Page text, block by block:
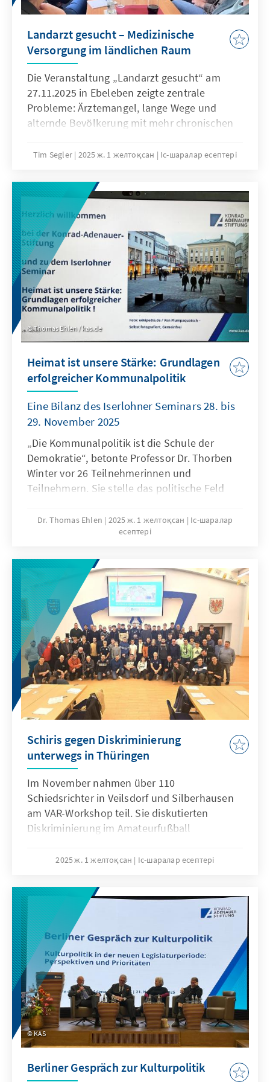
Landarzt gesucht – Medizinische
Versorgung im ländlichen Raum
Die Veranstaltung „Landarzt gesucht“ am
27.11.2025 in Ebeleben zeigte zentrale
Probleme: Ärztemangel, lange Wege und
alternde Bevölkerung mit mehr chronischen
Lösungen und lokale Gesundheitszentren.
Krankenhausreform, um kleine Häuser zu
sichern, betonte aber auch die Vorteile von
Kompetenzbündelung. Dr. Sebastian Köllner
hob die komplexen Auswirkungen des
demografischen Wandels hervor und die
Arbeit der Serviceagentur Demografischer
Wandel. In der Diskussion bestand Einigkeit
über Probleme, aber kontroverse Ansichten
zu Lösungen. Umfragen zeigen deutliche
Unzufriedenheit der Landbevölkerung mit der
Erreichbarkeit von Ärzten und sinkendes
Tim Segler 2025 ж. 1 желтоқсан Іс-шаралар есептері
Thomas Ehlen / kas.de
Heimat ist unsere Stärke: Grundlagen
erfolgreicher Kommunalpolitik
Eine Bilanz des Iserlohner Seminars 28. bis
29. November 2025
„Die Kommunalpolitik ist die Schule der
Demokratie“, betonte Professor Dr. Thorben
Winter vor 26 Teilnehmerinnen und
Teilnehmern. Sie stelle das politische Feld
Schlagwort, sondern gelebte Realität sei.
Kommunalpolitiker könnten als Experten vor
in die Politik stärken. Bürger fühlten sich für
das Gemeinwohl zuständig – dieser Gedanke
bilde den Kern der kommunalen
Selbstverwaltung.
Dr. Thomas Ehlen 2025 ж. 1 желтоқсан
Іс-шаралар
есептері
Schiris gegen Diskriminierung
unterwegs in Thüringen
Im November nahmen über 110
Schiedsrichter in Veilsdorf und Silberhausen
am VAR-Workshop teil. Sie diskutierten
Diskriminierung im Amateurfußball
erarbeiteten Handlungsoptionen. Klare
Diskriminierungen! Projekt von KAS, TFV und
Spirit of Football.
2025 ж. 1 желтоқсан Іс-шаралар есептері
KAS
Berliner Gespräch zur Kulturpolitik